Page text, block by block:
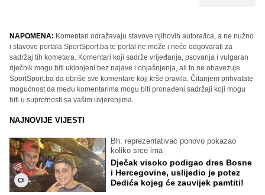
NAPOMENA: Komentari odražavaju stavove njihovih autora/ica, a ne nužno
i stavove portala SportSport.ba te portal ne može i neće odgovarati za
sadržaj tih kometara. Komentari koji sadrže vrijeđanja, psovanja i vulgaran
riječnik mogu biti uklonjeni bez najave i objašnjenja, ali to ne obavezuje
SportSport.ba da obriše sve komentare koji krše pravila. Čitanjem prihvatate
mogućnost da među komentarima mogu biti pronađeni sadržaji koji mogu
biti u suprotnosti sa vašim uvjerenjima.
NAJNOVIJE VIJESTI
Bh. reprezentativac ponovo pokazao
koliko srce ima
Dječak visoko podigao dres Bosne
i Hercegovine, uslijedio je potez
Dedića kojeg će zauvijek pamtiti!